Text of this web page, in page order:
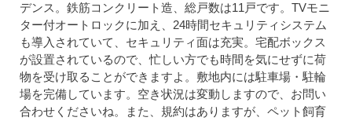
デンス。鉄筋コンクリート造、総戸数は11戸です。TVモニ
ター付オートロックに加え、24時間セキュリティシステム
も導入されていて、セキュリティ面は充実。宅配ボックス
が設置されているので、忙しい方でも時間を気にせずに荷
物を受け取ることができますよ。敷地内には駐車場・駐輪
場を完備しています。空き状況は変動しますので、お問い
合わせくださいね。また、規約はありますが、ペット飼育